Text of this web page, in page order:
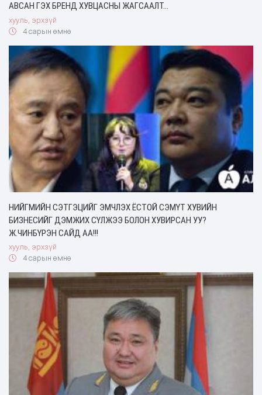
АВСАН ГЭХ БРЕНД ХУВЦАСНЫ ЖАГСААЛТ…
хууль, эрхзүй
4 сарын өмнө
НИЙГМИЙН СЭТГЭЦИЙГ ЭМЧЛЭХ ЁСТОЙ СЭМҮТ ХУВИЙН
БИЗНЕСИЙГ ДЭМЖИХ СҮЛЖЭЭ БОЛОН ХУВИРСАН УУ?
Ж.ЧИНБҮРЭН САЙД АА!!!
хууль, эрхзүй
4 сарын өмнө